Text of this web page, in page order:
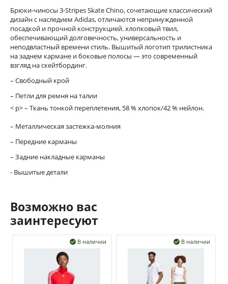
Брюки-чиносы 3-Stripes Skate Chino, сочетающие классический
дизайн с наследием Adidas, отличаются непринужденной
посадкой и прочной конструкцией. хлопковый твил,
обеспечивающий долговечность, универсальность и
неподвластный времени стиль. Вышитый логотип трилистника
на заднем кармане и боковые полосы — это современный
взгляд на скейтбординг.
– Свободный крой
– Петли для ремня на талии
< p> – Ткань тонкой переплетения, 58 % хлопок/42 % нейлон.
– Металлическая застежка-молния
– Передние карманы
– Задние накладные карманы
- Вышитые детали
Возможно вас
заинтересуют
В наличии
 В наличии
